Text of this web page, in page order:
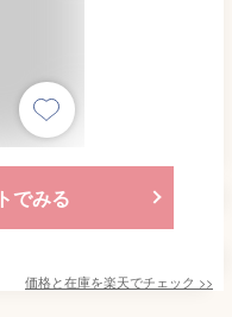
でみる
価格と在庫を楽天でチェック >>